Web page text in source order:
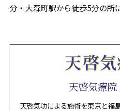
分・大森町駅から徒歩5分の所
天啓気療
天啓気功による施術を東京と福